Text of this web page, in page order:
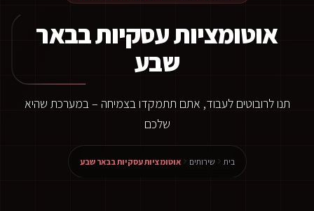
אוטומציות עסקיות בבאר
שבע
תנו לרובוטים לעבוד, אתם תתמקדו בצמיחה – במערכת שהיא
שלכם
בית שירותים אוטומציות עסקיות בבאר שבע